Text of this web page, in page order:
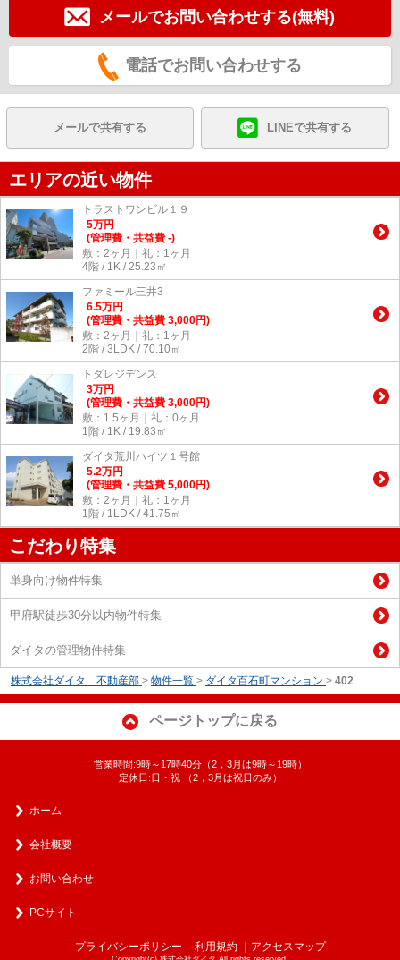
メールでお問い合わせする(無料)
電話でお問い合わせする
メールで共有する LINEで共有する
エリアの近い物件
トラストワンビル１９
5万円
(管理費・共益費 -)
敷：2ヶ月｜礼：1ヶ月
4階 / 1K / 25.23㎡
ファミール三井3
6.5万円
(管理費・共益費 3,000円)
敷：2ヶ月｜礼：1ヶ月
2階 / 3LDK / 70.10㎡
トダレジデンス
3万円
(管理費・共益費 3,000円)
敷：1.5ヶ月｜礼：0ヶ月
1階 / 1K / 19.83㎡
ダイタ荒川ハイツ１号館
5.2万円
(管理費・共益費 5,000円)
敷：2ヶ月｜礼：1ヶ月
1階 / 1LDK / 41.75㎡
こだわり特集
単身向け物件特集
甲府駅徒歩30分以内物件特集
ダイタの管理物件特集
株式会社ダイタ 不動産部 > 物件一覧 > ダイタ百石町マンション > 402
ページトップに戻る
営業時間:9時～17時40分（2，3月は9時～19時）
定休日:日・祝 （2，3月は祝日のみ）
ホーム
会社概要
お問い合わせ
PCサイト
プライバシーポリシー ｜ 利用規約 ｜アクセスマップ